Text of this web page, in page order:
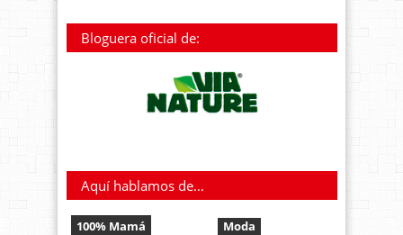
Bloguera oficial de:
Aquí hablamos de…
100% Mamá Moda